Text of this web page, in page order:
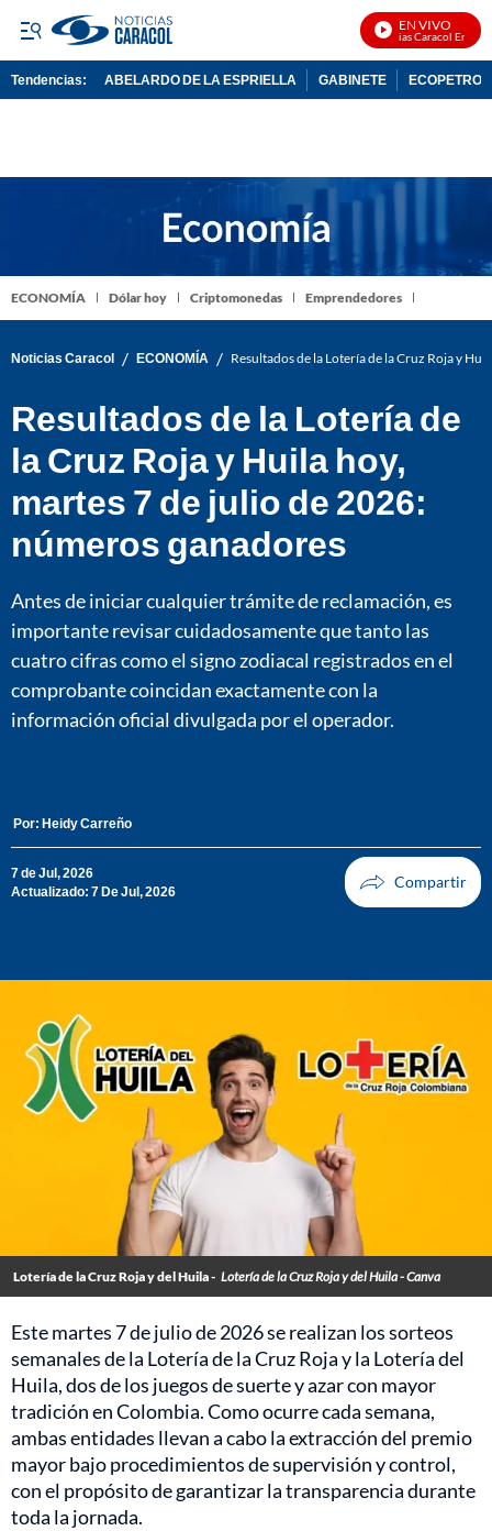
EN VIVO
Noticias Caracol En Vivo
Tendencias: ABELARDO DE LA ESPRIELLA GABINETE ECOPETROL
ECONOMÍA Dólar hoy Criptomonedas Emprendedores
Noticias Caracol / ECONOMÍA / Resultados de la Lotería de la Cruz Roja y
Resultados de la Lotería de
la Cruz Roja y Huila hoy,
martes 7 de julio de 2026:
números ganadores
Antes de iniciar cualquier trámite de reclamación, es
importante revisar cuidadosamente que tanto las
cuatro cifras como el signo zodiacal registrados en el
comprobante coincidan exactamente con la
información oficial divulgada por el operador.
Por: Heidy Carreño
7 de Jul, 2026
Actualizado: 7 De Jul, 2026
Lotería de la Cruz Roja y del Huila - Lotería de la Cruz Roja y del Huila - Canva
Este martes 7 de julio de 2026 se realizan los sorteos
semanales de la Lotería de la Cruz Roja y la Lotería del
Huila, dos de los juegos de suerte y azar con mayor
tradición en Colombia. Como ocurre cada semana,
ambas entidades llevan a cabo la extracción del premio
mayor bajo procedimientos de supervisión y control,
con el propósito de garantizar la transparencia durante
toda la jornada.